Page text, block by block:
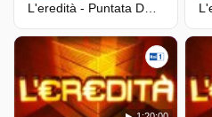
L'eredità - Puntata Del 15/05/2026